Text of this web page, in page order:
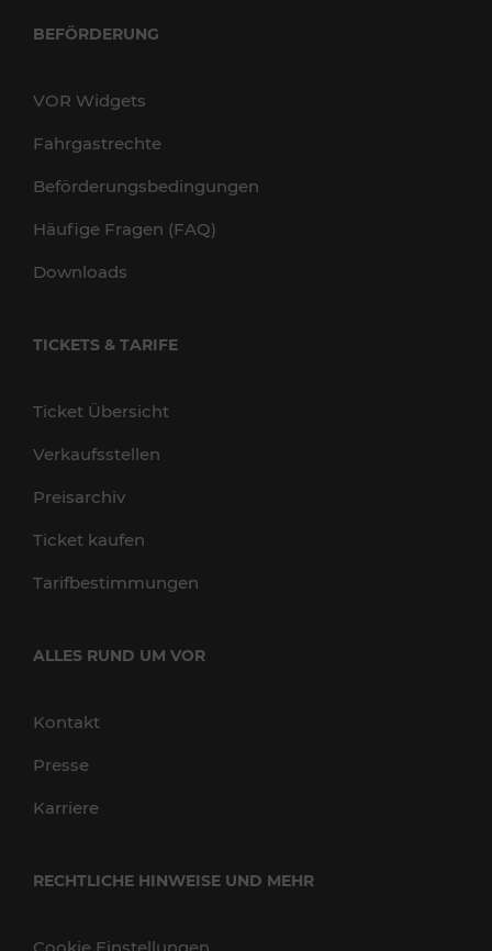
BEFÖRDERUNG
VOR Widgets
Fahrgastrechte
Beförderungsbedingungen
Häufige Fragen (FAQ)
Downloads
TICKETS & TARIFE
Ticket Übersicht
Verkaufsstellen
Preisarchiv
Ticket kaufen
Tarifbestimmungen
ALLES RUND UM VOR
Kontakt
Presse
Karriere
RECHTLICHE HINWEISE UND MEHR